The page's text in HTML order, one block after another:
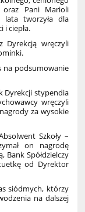
oraz Pani Marioli
lata tworzyła dla
i ciepła.
Dyrekcją wręczyli
na podsumowanie
Dyrekcji stypendia
wręczyli
za wysokie
Szkoły –
on nagrodę
Bank Spółdzielczy
od Dyrektor
siódmych, którzy
na dalszej